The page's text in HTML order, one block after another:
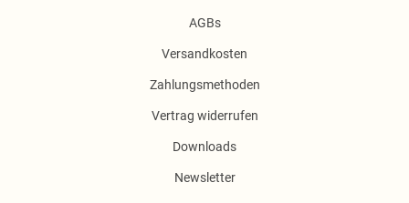
AGBs
Versandkosten
Zahlungsmethoden
Vertrag widerrufen
Downloads
Newsletter